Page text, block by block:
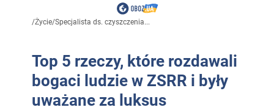
/Życie/Specjalista ds. czyszczenia...
Top 5 rzeczy, które rozdawali
bogaci ludzie w ZSRR i były
uważane za luksus